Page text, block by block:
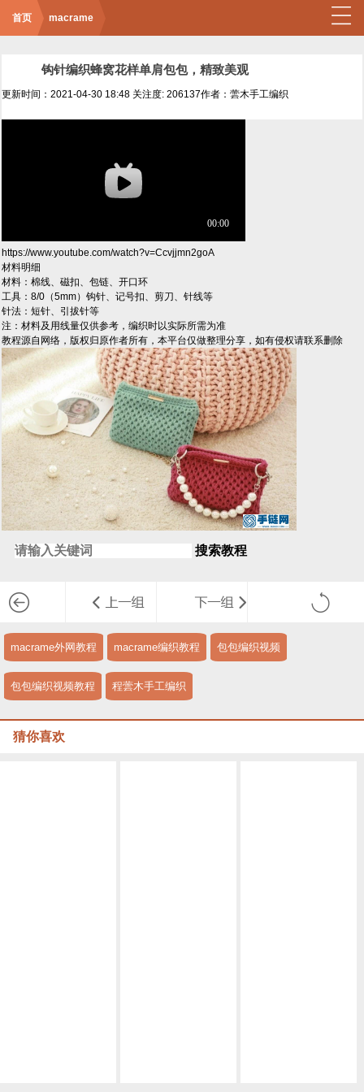
首页 macrame
钩针编织蜂窝花样单肩包包，精致美观
更新时间：2021-04-30 18:48 关注度: 206137作者：蕓木手工编织
https://www.youtube.com/watch?v=Ccvjjmn2goA
材料明细
材料：棉线、磁扣、包链、开口环
工具：8/0（5mm）钩针、记号扣、剪刀、针线等
针法：短针、引拔针等
注：材料及用线量仅供参考，编织时以实际所需为准
教程源自网络，版权归原作者所有，本平台仅做整理分享，如有侵权请联系删除
搜索教程
macrame外网教程 macrame编织教程 包包编织视频
包包编织视频教程 程蕓木手工编织
猜你喜欢